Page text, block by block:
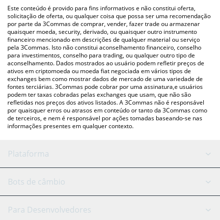
acima para verificar o último preço de Remint nas principais
moedas fiat e criptográficas.
Este conteúdo é provido para fins informativos e não constitui oferta,
solicitação de oferta, ou qualquer coisa que possa ser uma recomendação
por parte da 3Commas de comprar, vender, fazer trade ou armazenar
quaisquer moeda, security, derivado, ou quaisquer outro instrumento
financeiro mencionado em descrições de qualquer material ou serviço
pela 3Commas. Isto não constitui aconselhamento financeiro, conselho
para investimentos, conselho para trading, ou qualquer outro tipo de
aconselhamento. Dados mostrados ao usuário podem refletir preços de
ativos em criptomoeda ou moeda fiat negociada em vários tipos de
exchanges bem como mostrar dados de mercado de uma variedade de
fontes terciárias. 3Commas pode cobrar por uma assinatura,e usuários
podem ter taxas cobradas pelas exchanges que usam, que não são
refletidas nos preços dos ativos listados. A 3Commas não é responsável
por quaisquer erros ou atrasos em conteúdo or tanto da 3Commas como
de terceiros, e nem é responsável por ações tomadas baseando-se nas
informações presentes em qualquer contexto.
Plataforma
Bot GRID
Bots de câmbio
Binance
Para Desenvolvedores